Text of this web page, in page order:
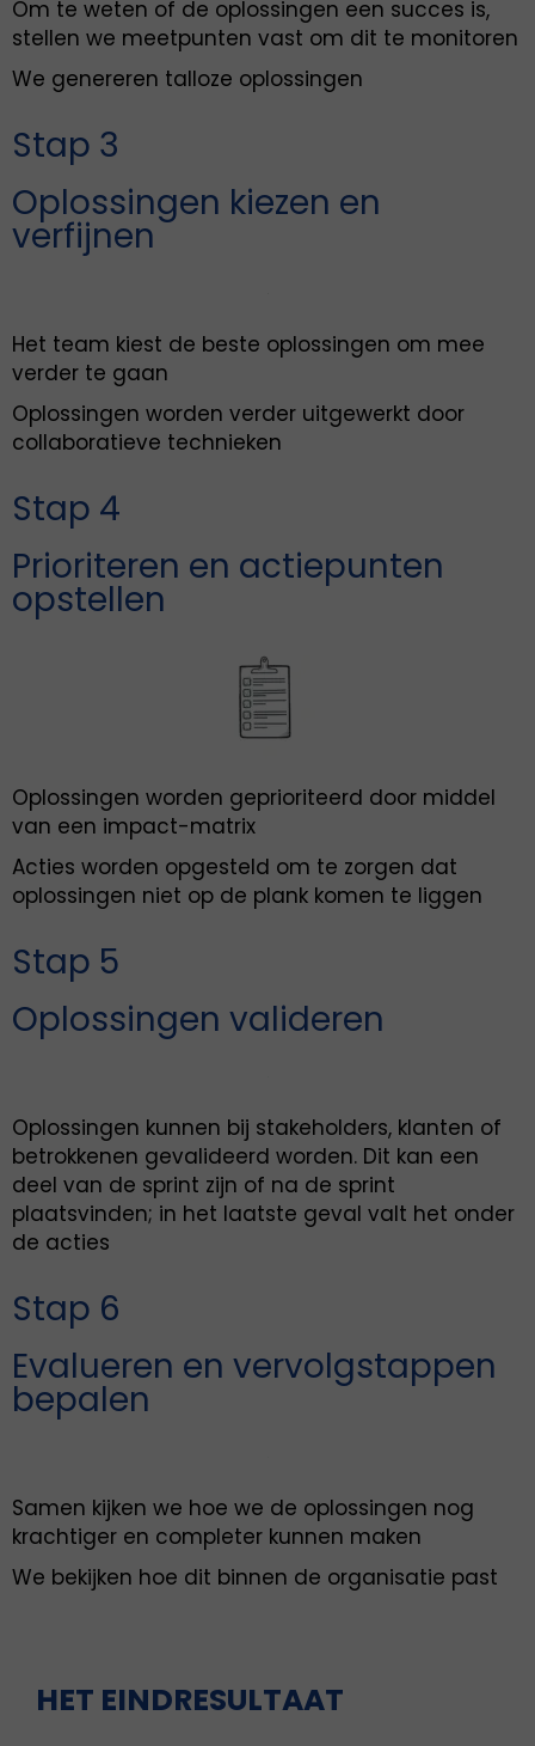
Om te weten of de oplossingen een succes is,
stellen we meetpunten vast om dit te monitoren
We genereren talloze oplossingen
Stap 3
Oplossingen kiezen en
verfijnen
Het team kiest de beste oplossingen om mee
verder te gaan
Oplossingen worden verder uitgewerkt door
collaboratieve technieken
Stap 4
Prioriteren en actiepunten
opstellen
Oplossingen worden geprioriteerd door middel
van een impact-matrix
Acties worden opgesteld om te zorgen dat
oplossingen niet op de plank komen te liggen
Stap 5
Oplossingen valideren
Oplossingen kunnen bij stakeholders, klanten of
betrokkenen gevalideerd worden. Dit kan een
deel van de sprint zijn of na de sprint
plaatsvinden; in het laatste geval valt het onder
de acties
Stap 6
Evalueren en vervolgstappen
bepalen
Samen kijken we hoe we de oplossingen nog
krachtiger en completer kunnen maken
We bekijken hoe dit binnen de organisatie past
HET EINDRESULTAAT